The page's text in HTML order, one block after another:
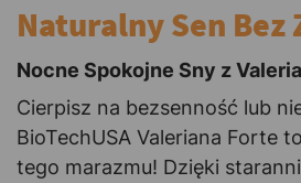
Naturalny Sen
Nocne Spokojne Sny z
Cierpisz na bezsenność lub
BioTechUSA Valeriana Forte
tego marazmu! Dzięki